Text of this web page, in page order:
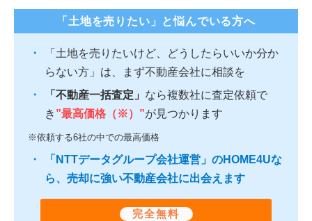
「土地を売りたい」と悩んでいる方へ
「土地を売りたいけど、どうしたらいいか分か
らない方」は、まず不動産会社に相談を
「不動産一括査定」 なら複数社に査定依頼で
き ”最高価格（※）”が見つかります
※依頼する6社の中での最高価格
「NTTデータグループ会社運営」のHOME4Uな
ら、売却に強い不動産会社に出会えます
完全無料